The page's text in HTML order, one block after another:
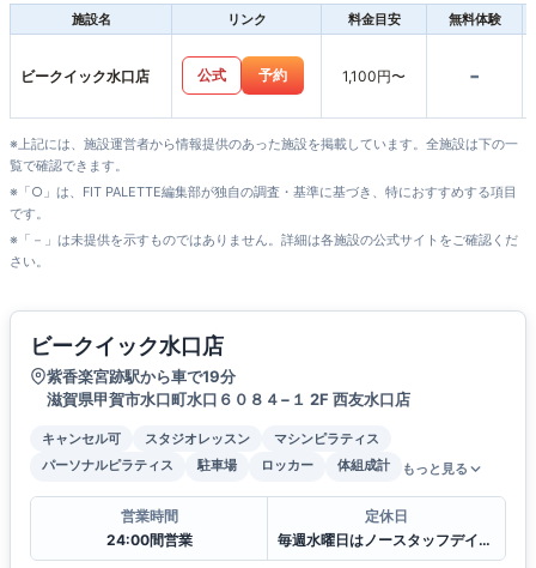
施設名
リンク 料金目安 無料体験
ビークイック水口店 公式 予約 1,100円〜 -
※上記には、施設運営者から情報提供のあった施設を掲載しています。全施設は下の一
覧で確認できます。
※「○」は、FIT PALETTE編集部が独自の調査・基準に基づき、特におすすめする項目
です。
※「－」は未提供を示すものではありません。詳細は各施設の公式サイトをご確認くだ
さい。
ビークイック水口店
紫香楽宮跡駅から車で19分
滋賀県甲賀市水口町水口６０８４−１ 2F 西友水口店
キャンセル可 スタジオレッスン
マシンピラティス
パーソナルピラティス
駐車場 ロッカー 体組成計 もっと見る
営業時間
24:00間営業
定休日
毎週水曜日はノースタッフデイとなり対応不可となります。